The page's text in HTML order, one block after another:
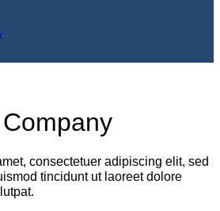
consectetuer adipiscing elit, sed
tincidunt ut laoreet dolore